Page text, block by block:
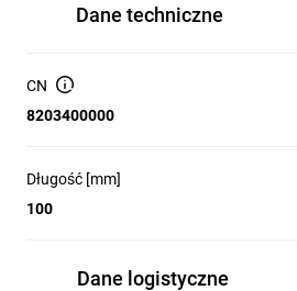
Dane techniczne
CN
8203400000
Długość [mm]
100
Dane logistyczne